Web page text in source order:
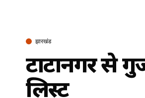
झारखंड
टाटानगर से
लिस्ट